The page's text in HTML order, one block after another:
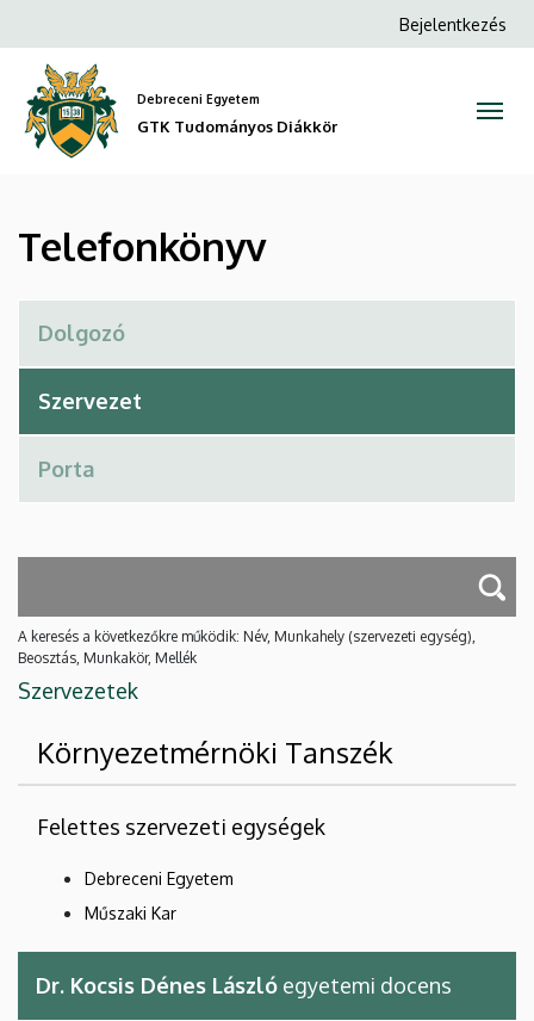
GTK
Tudományos
Diákkör
a
tartalomra
Anonim
Bejelentkezés
Debreceni Egyetem
GTK Tudományos Diákkör
Telefonkönyv
A keresés a következőkre működik: Név, Munkahely (szervezeti egység),
Beosztás, Munkakör, Mellék
Szervezetek
Környezetmérnöki Tanszék
Felettes szervezeti egységek
Debreceni Egyetem
Műszaki Kar
Dr. Kocsis Dénes László egyetemi docens